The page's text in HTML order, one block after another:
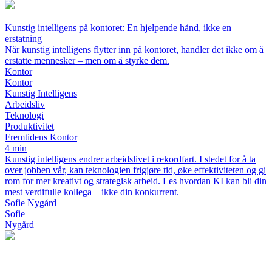
Kunstig intelligens på kontoret: En hjelpende hånd, ikke en
erstatning
Når kunstig intelligens flytter inn på kontoret, handler det ikke om å
erstatte mennesker – men om å styrke dem.
Kontor
Kontor
Kunstig Intelligens
Arbeidsliv
Teknologi
Produktivitet
Fremtidens Kontor
4 min
Kunstig intelligens endrer arbeidslivet i rekordfart. I stedet for å ta
over jobben vår, kan teknologien frigjøre tid, øke effektiviteten og gi
rom for mer kreativt og strategisk arbeid. Les hvordan KI kan bli din
mest verdifulle kollega – ikke din konkurrent.
Sofie Nygård
Sofie
Nygård